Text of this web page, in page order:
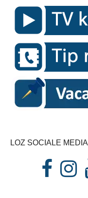
LOZ SOCIALE MEDIA